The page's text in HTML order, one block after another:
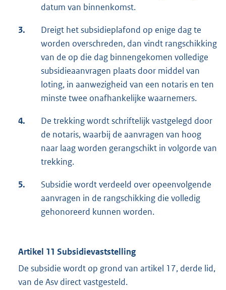
datum van binnenkomst.
3.
Dreigt het subsidieplafond op enige dag te
worden overschreden, dan vindt rangschikking
van de op die dag binnengekomen volledige
subsidieaanvragen plaats door middel van
loting, in aanwezigheid van een notaris en ten
minste twee onafhankelijke waarnemers.
4.
De trekking wordt schriftelijk vastgelegd door
de notaris, waarbij de aanvragen van hoog
naar laag worden gerangschikt in volgorde van
trekking.
5.
Subsidie wordt verdeeld over opeenvolgende
aanvragen in de rangschikking die volledig
gehonoreerd kunnen worden.
Artikel 11 Subsidievaststelling
De subsidie wordt op grond van artikel 17, derde lid,
van de Asv direct vastgesteld.